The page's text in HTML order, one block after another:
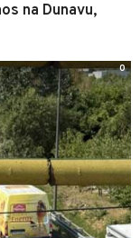
na Dunavu,
0